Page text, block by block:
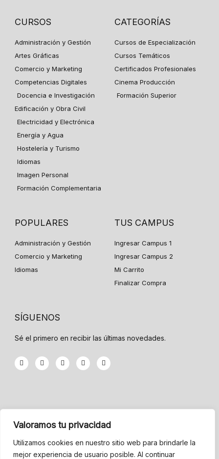
Valoramos tu privacidad
Utilizamos cookies en nuestro sitio web para brindarle la
mejor experiencia de usuario posible. Al continuar
CURSOS
Administración y Gestión
Artes Gráficas
Comercio y Marketing
Competencias Digitales
Docencia e Investigación
Edificación y Obra Civil
Electricidad y Electrónica
Energía y Agua
Hostelería y Turismo
Idiomas
Imagen Personal
Formación Complementaria
CATEGORÍAS
Cursos de Especialización
Cursos Temáticos
Certificados Profesionales
Cinema Producción
Formación Superior
POPULARES
Administración y Gestión
Comercio y Marketing
Idiomas
TUS CAMPUS
Ingresar Campus 1
Ingresar Campus 2
Mi Carrito
Finalizar Compra
SÍGUENOS
Sé el primero en recibir las últimas novedades.
F
a
c
k
f
T
w
i
G
o
o
p
u
s
g
Y
o
u
I
n
s
a
INFORMACIÓN
Menu